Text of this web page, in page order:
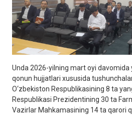
Unda 2026-yilning mart oyi davomida
qonun hujjatlari xususida
O‘zbekiston Respublikasining 8 ta
Respublikasi Prezidentining 30 ta
Vazirlar Mahkamasining 14 ta qarori